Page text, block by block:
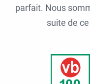
parfait. Nous
suite de